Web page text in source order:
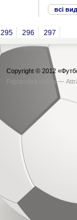
всі
295 296 297
Copyright © 2012
Рорзробка сайта —